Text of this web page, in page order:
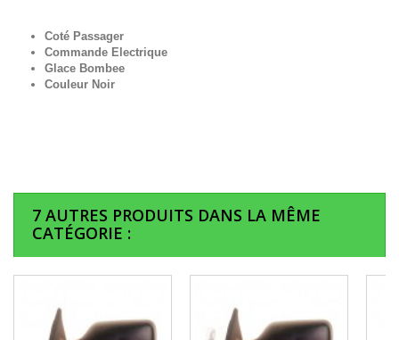
Coté Passager
Commande Electrique
Glace Bombee
Couleur Noir
7 AUTRES PRODUITS DANS LA MÊME
CATÉGORIE :